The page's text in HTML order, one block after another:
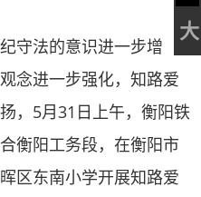
大
守法的意识进一步增
念进一步强化，知路爱
，5月31日上午，衡阳铁
衡阳工务段，在衡阳市
区东南小学开展知路爱